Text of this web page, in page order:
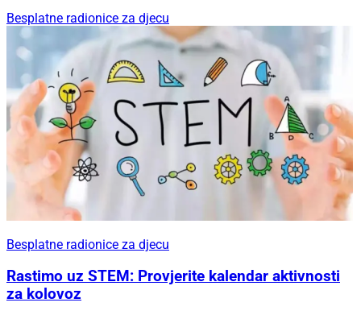
Besplatne radionice za djecu
Besplatne radionice za djecu
Rastimo uz STEM: Provjerite kalendar aktivnosti
za kolovoz